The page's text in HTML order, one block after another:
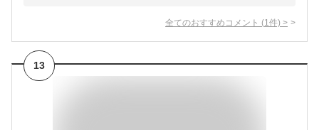
全てのおすすめコメント (1 件) >
13